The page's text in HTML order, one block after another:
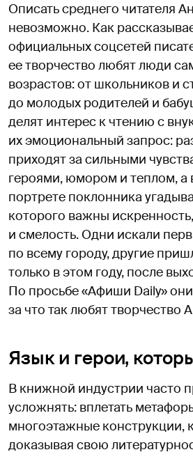
Описать среднего читателя
невозможно. Как
официальных соцсетей
ее творчество любят люди
возрастов: от школьников и
до молодых родителей и
делят интерес к чтению с
их эмоциональный запрос:
приходят за сильными
героями, юмором и теплом, а
портрете поклонника
которого важны
и смелость. Одни искали
по всему городу, другие
только в этом году, после
По просьбе «Афиши Daily»
за что так любят
Язык и герои,
В книжной индустрии часто
усложнять: вплетать
многоэтажные конструкции,
доказывая свою